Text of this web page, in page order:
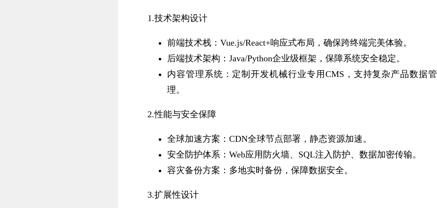
1.技术架构设计
前端技术栈：Vue.js/React+响应式布局，确保跨终端完美体验。
后端技术架构：Java/Python企业级框架，保障系统安全稳定。
内容管理系统：定制开发机械行业专用CMS，支持复杂产品数据管
理。
2.性能与安全保障
全球加速方案：CDN全球节点部署，静态资源加速。
安全防护体系：Web应用防火墙、SQL注入防护、数据加密传输。
容灾备份方案：多地实时备份，保障数据安全。
3.扩展性设计